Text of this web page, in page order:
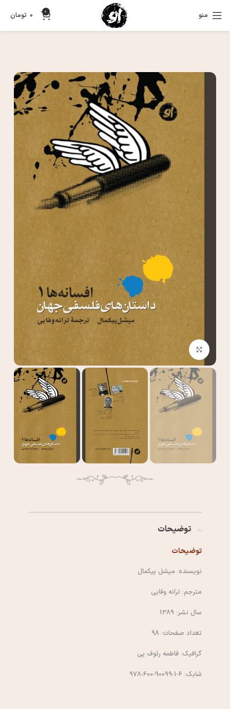
منو 0
0 تومان
بزرگنمایی تصویر
توضیحات
توضیحات
نویسنده: میشل پیکمال
مترجم: ترانه وفایی
سال نشر: 1389
تعداد صفحات: 98
گرافیک: فاطمه رئوف پی
شابک: 6-1-90099-600-978